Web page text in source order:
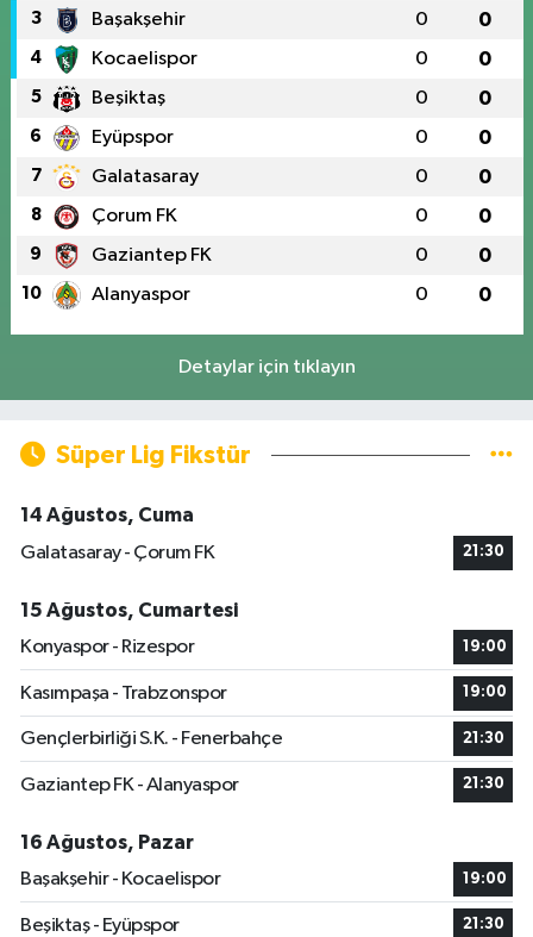
3 Başakşehir 0 0
4 Kocaelispor 0 0
5 Beşiktaş 0 0
6 Eyüpspor 0 0
7 Galatasaray 0 0
8 Çorum FK 0 0
9 Gaziantep FK 0 0
10 Alanyaspor 0 0
Detaylar için tıklayın
Süper Lig Fikstür
14 Ağustos, Cuma
Galatasaray - Çorum FK
21:30
15 Ağustos, Cumartesi
Konyaspor - Rizespor
19:00
Kasımpaşa - Trabzonspor 19:00
Gençlerbirliği S.K. - Fenerbahçe 21:30
Gaziantep FK - Alanyaspor 21:30
16 Ağustos, Pazar
Başakşehir - Kocaelispor
19:00
Beşiktaş - Eyüpspor 21:30